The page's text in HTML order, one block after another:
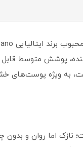
پوشش متوسط
نازک اما روان و